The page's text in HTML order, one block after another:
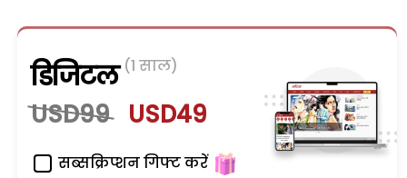
डिजिटल (1 साल)
USD99 USD49
सब्सक्रिप्शन गिफ्ट करें